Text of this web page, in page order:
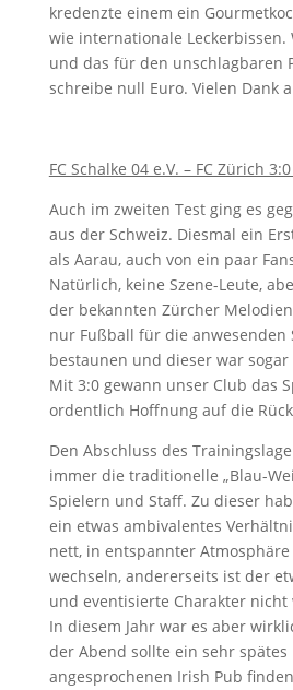
kredenzte einem ein
wie internationale Leckerbissen.
und das für den unschlagbaren
schreibe null Euro. Vielen Dank
FC Schalke 04 e.V. – FC Zürich
Auch im zweiten Test ging es
aus der Schweiz. Diesmal ein
als Aarau, auch von ein paar
Natürlich, keine Szene-Leute,
der bekannten Zürcher
nur Fußball für die anwesenden
bestaunen und dieser war
Mit 3:0 gewann unser Club das
ordentlich Hoffnung auf die
Den Abschluss des
immer die traditionelle „Blau-
Spielern und Staff. Zu dieser
ein etwas ambivalentes
nett, in entspannter
wechseln, andererseits ist der
und eventisierte Charakter
In diesem Jahr war es aber
der Abend sollte ein sehr spätes
angesprochenen Irish Pub